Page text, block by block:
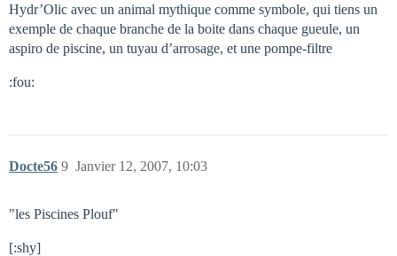
Hydr’Olic avec un animal mythique comme symbole, qui tiens un
exemple de chaque branche de la boite dans chaque gueule, un
aspiro de piscine, un tuyau d’arrosage, et une pompe-filtre
:fou:
Docte56 Janvier 12, 2007, 10:03
9
"les Piscines Plouf"
[:shy]